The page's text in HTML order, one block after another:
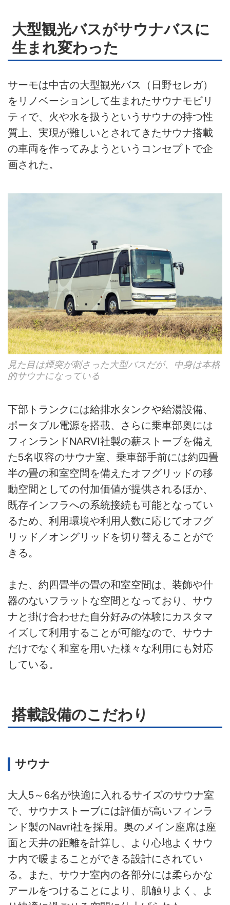
大型観光バスがサウナバスに
生まれ変わった
サーモは中古の大型観光バス（日野セレガ）
をリノベーションして生まれたサウナモビリ
ティで、火や水を扱うというサウナの持つ性
質上、実現が難しいとされてきたサウナ搭載
の車両を作ってみようというコンセプトで企
画された。
見た目は煙突が刺さった大型バスだが、中身は本格
的サウナになっている
下部トランクには給排水タンクや給湯設備、
ポータブル電源を搭載、さらに乗車部奥には
フィンランドNARVI社製の薪ストーブを備え
た5名収容のサウナ室、乗車部手前には約四畳
半の畳の和室空間を備えたオフグリッドの移
動空間としての付加価値が提供されるほか、
既存インフラへの系統接続も可能となってい
るため、利用環境や利用人数に応じてオフグ
リッド／オングリッドを切り替えることがで
きる。
また、約四畳半の畳の和室空間は、装飾や什
器のないフラットな空間となっており、サウ
ナと掛け合わせた自分好みの体験にカスタマ
イズして利用することが可能なので、サウナ
だけでなく和室を用いた様々な利用にも対応
している。
搭載設備のこだわり
サウナ
大人5～6名が快適に入れるサイズのサウナ室
で、サウナストーブには評価が高いフィンラ
ンド製のNavri社を採用。奥のメイン座席は座
面と天井の距離を計算し、より心地よくサウ
ナ内で暖まることができる設計にされてい
る。また、サウナ室内の各部分には柔らかな
アールをつけることにより、肌触りよく、よ